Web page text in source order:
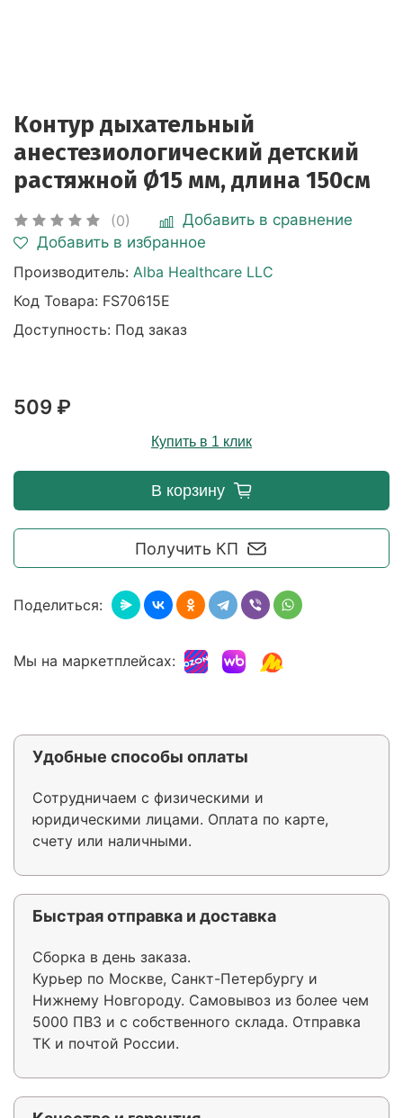
Контур дыхательный
анестезиологический детский
растяжной Ø15 мм, длина 150см
(0)
Добавить в сравнение
Добавить в избранное
Производитель: Alba Healthcare LLC
Код Товара: FS70615E
Доступность: Под заказ
509 ₽
Купить в 1 клик
Получить КП
В корзину
Поделиться:
Мы на маркетплейсах:
Удобные способы оплаты
Сотрудничаем с физическими и
юридическими лицами. Оплата по карте,
счету или наличными.
Быстрая отправка и доставка
Сборка в день заказа.
Курьер по Москве, Санкт-Петербургу и
Нижнему Новгороду. Самовывоз из более чем
5000 ПВЗ и с собственного склада. Отправка
ТК и почтой России.